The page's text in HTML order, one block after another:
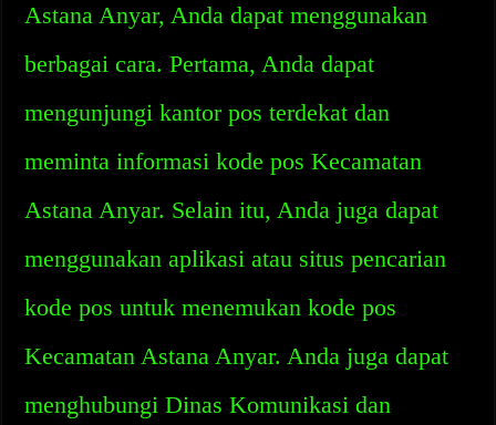
Astana Anyar, Anda dapat menggunakan
berbagai cara. Pertama, Anda dapat
mengunjungi kantor pos terdekat dan
meminta informasi kode pos Kecamatan
Astana Anyar. Selain itu, Anda juga dapat
menggunakan aplikasi atau situs pencarian
kode pos untuk menemukan kode pos
Kecamatan Astana Anyar. Anda juga dapat
menghubungi Dinas Komunikasi dan